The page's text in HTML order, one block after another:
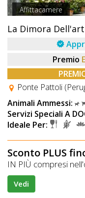
Affittacamere
La Dimora
Premio
Ponte Pattoli
Animali Ammessi:
Servizi Speciali A
Ideale Per:
IN PIÙ compresi
Vedi